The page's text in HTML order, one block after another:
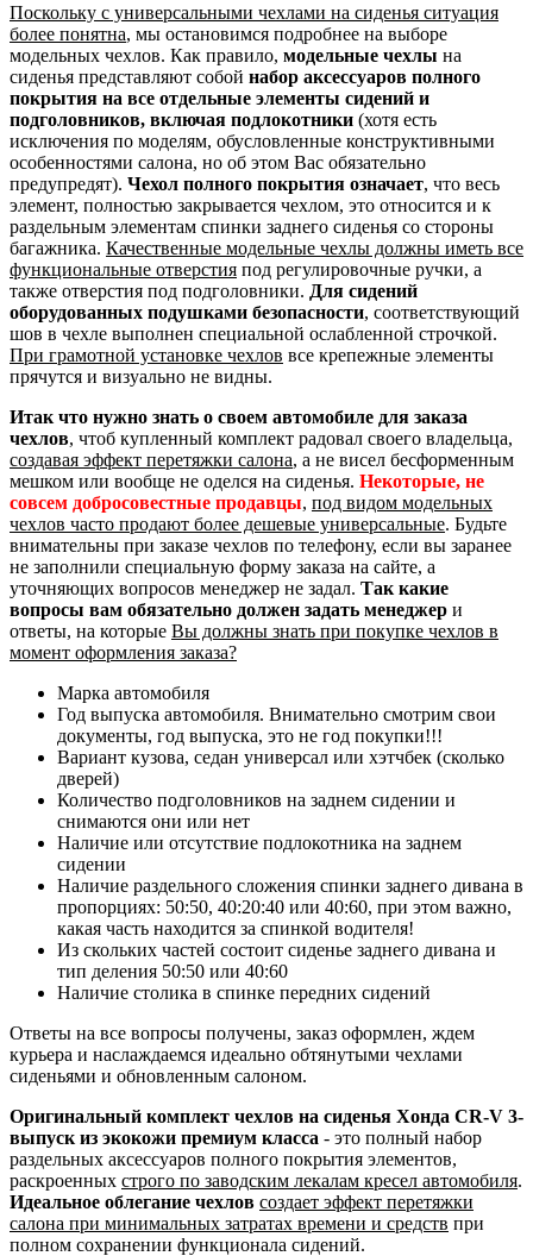
Поскольку с универсальными чехлами на сиденья ситуация
более понятна, мы остановимся подробнее на выборе
модельных чехлов. Как правило, модельные чехлы на
сиденья представляют собой набор аксессуаров полного
покрытия на все отдельные элементы сидений и
подголовников, включая подлокотники (хотя есть
исключения по моделям, обусловленные конструктивными
особенностями салона, но об этом Вас обязательно
предупредят). Чехол полного покрытия означает, что весь
элемент, полностью закрывается чехлом, это относится и к
раздельным элементам спинки заднего сиденья со стороны
багажника. Качественные модельные чехлы должны иметь все
функциональные отверстия под регулировочные ручки, а
также отверстия под подголовники. Для сидений
оборудованных подушками безопасности, соответствующий
шов в чехле выполнен специальной ослабленной строчкой.
При грамотной установке чехлов все крепежные элементы
прячутся и визуально не видны.
Итак что нужно знать о своем автомобиле для заказа
чехлов, чтоб купленный комплект радовал своего владельца,
создавая эффект перетяжки салона, а не висел бесформенным
мешком или вообще не оделся на сиденья. Некоторые, не
совсем добросовестные продавцы, под видом модельных
чехлов часто продают более дешевые универсальные. Будьте
внимательны при заказе чехлов по телефону, если вы заранее
не заполнили специальную форму заказа на сайте, а
уточняющих вопросов менеджер не задал. Так какие
вопросы вам обязательно должен задать менеджер и
ответы, на которые Вы должны знать при покупке чехлов в
момент оформления заказа?
Марка автомобиля
Год выпуска автомобиля. Внимательно смотрим свои
документы, год выпуска, это не год покупки!!!
Вариант кузова, седан универсал или хэтчбек (сколько
дверей)
Количество подголовников на заднем сидении и
снимаются они или нет
Наличие или отсутствие подлокотника на заднем
сидении
Наличие раздельного сложения спинки заднего дивана в
пропорциях: 50:50, 40:20:40 или 40:60, при этом важно,
какая часть находится за спинкой водителя!
Из скольких частей состоит сиденье заднего дивана и
тип деления 50:50 или 40:60
Наличие столика в спинке передних сидений
Ответы на все вопросы получены, заказ оформлен, ждем
курьера и наслаждаемся идеально обтянутыми чехлами
сиденьями и обновленным салоном.
Оригинальный комплект чехлов на сиденья Хонда CR-V 3-
выпуск из экокожи премиум класса - это полный набор
раздельных аксессуаров полного покрытия элементов,
раскроенных строго по заводским лекалам кресел автомобиля.
Идеальное облегание чехлов создает эффект перетяжки
салона при минимальных затратах времени и средств при
полном сохранении функционала сидений.